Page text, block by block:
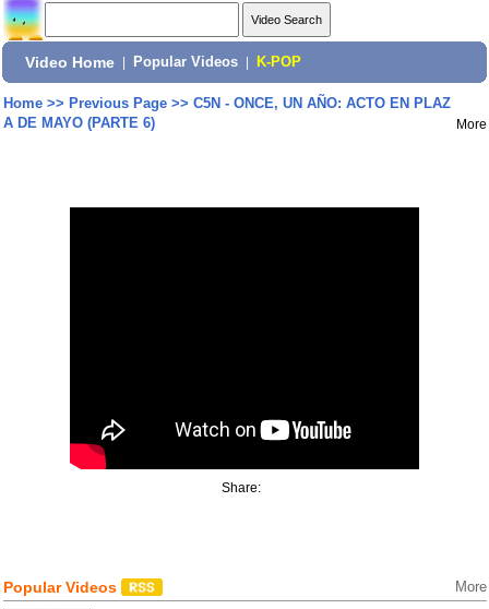
Video Home Popular Videos K-POP
Home>> Previous Page>> C5N - ONCE, UN AÑO: ACTO EN PLAZ
A DE MAYO (PARTE 6)
More
Share:
Popular Videos More